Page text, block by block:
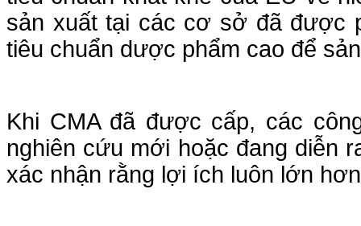
sản xuất tại các cơ sở đã được
tiêu chuẩn dược phẩm cao để
Khi CMA đã được cấp, các
nghiên cứu mới hoặc đang diễn
xác nhận rằng lợi ích luôn lớn